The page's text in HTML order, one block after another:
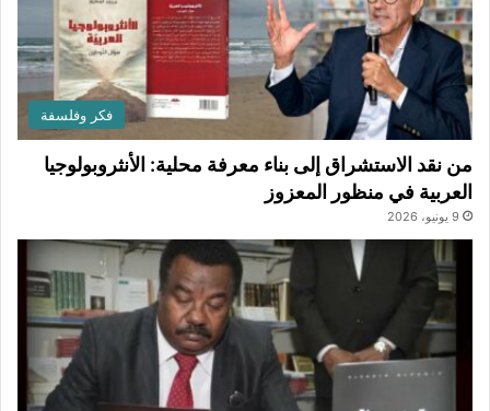
فكر وفلسفة
من نقد الاستشراق إلى بناء معرفة محلية: الأنثروبولوجيا
العربية في منظور المعزوز
9 يونيو، 2026